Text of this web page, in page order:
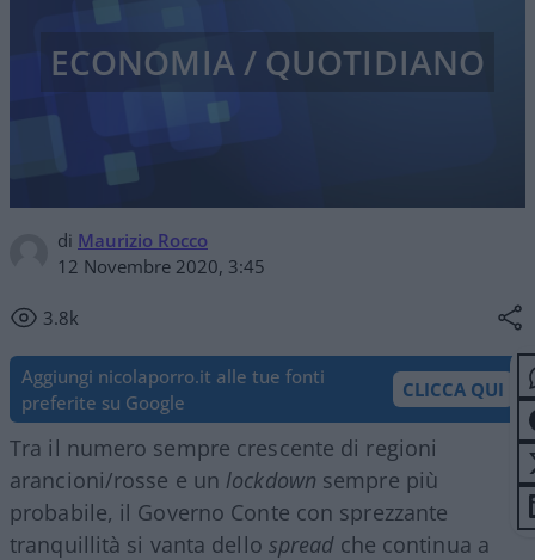
di Maurizio Rocco
12 Novembre 2020, 3:45
3.8k
ECONOMIA / QUOTIDIANO
Aggiungi nicolaporro.it alle tue fonti
preferite su Google
CLICCA QUI
Tra il numero sempre crescente di regioni
arancioni/rosse e un lockdown sempre più
probabile, il Governo Conte con sprezzante
tranquillità si vanta dello spread che continua a